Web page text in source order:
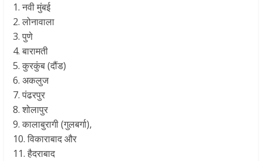
1. नवी मुंबई
2. लोनावाला
3. पुणे
4. बारामती
5. कुरकुंब (दौंड)
6. अकलुज
7. पंढरपुर
8. शोलापुर
9. कालाबुरागी (गुलबर्गा),
10. विकाराबाद और
11. हैदराबाद